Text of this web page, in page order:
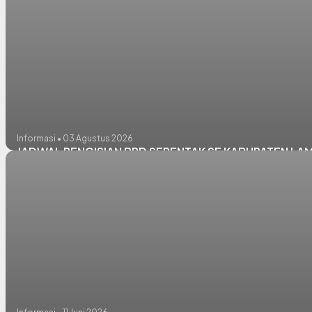
Informasi • 03 Agustus 2026
JADWAL PENGISIAN BPD SERENTAK SE KABUPATEN